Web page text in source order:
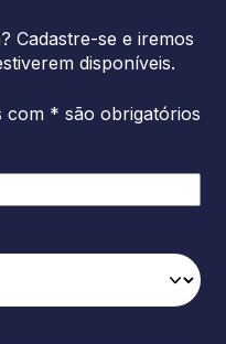
Cadastre-se e iremos
disponíveis.
com * são obrigatórios